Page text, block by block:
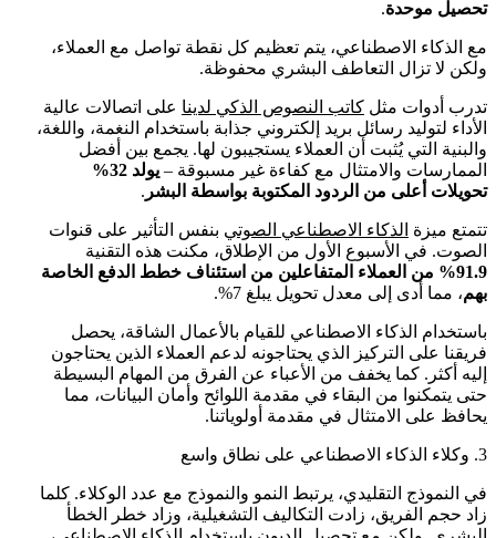
تحصيل موحدة.
مع الذكاء الاصطناعي، يتم تعظيم كل نقطة تواصل مع العملاء،
ولكن لا تزال التعاطف البشري محفوظة.
تدرب أدوات مثل كاتب النصوص الذكي لدينا على اتصالات عالية
الأداء لتوليد رسائل بريد إلكتروني جذابة باستخدام النغمة، واللغة،
والبنية التي يُثبت أن العملاء يستجيبون لها. يجمع بين أفضل
الممارسات والامتثال مع كفاءة غير مسبوقة –
يولد 32%
تحويلات أعلى من الردود المكتوبة بواسطة البشر .
تتمتع ميزة الذكاء الاصطناعي الصوتي بنفس التأثير على قنوات
الصوت. في الأسبوع الأول من الإطلاق، مكنت هذه التقنية
91.9% من العملاء المتفاعلين من استئناف خطط الدفع الخاصة
بهم، مما أدى إلى معدل تحويل يبلغ 7%.
باستخدام الذكاء الاصطناعي للقيام بالأعمال الشاقة، يحصل
فريقنا على التركيز الذي يحتاجونه لدعم العملاء الذين يحتاجون
إليه أكثر. كما يخفف من الأعباء عن الفرق من المهام البسيطة
حتى يتمكنوا من البقاء في مقدمة اللوائح وأمان البيانات، مما
يحافظ على الامتثال في مقدمة أولوياتنا.
3. وكلاء الذكاء الاصطناعي على نطاق واسع
في النموذج التقليدي، يرتبط النمو والنموذج مع عدد الوكلاء. كلما
زاد حجم الفريق، زادت التكاليف التشغيلية، وزاد خطر الخطأ